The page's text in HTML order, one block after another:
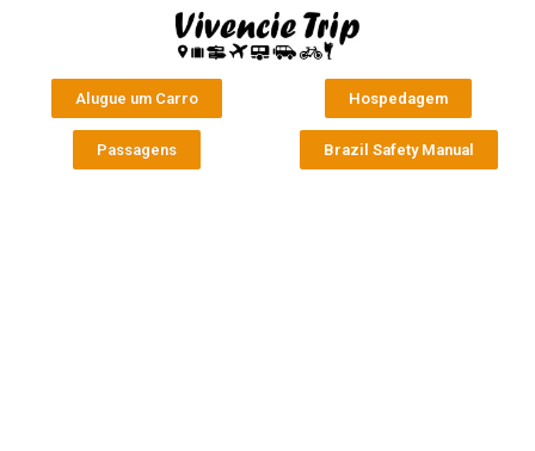
Alugue um Carro Hospedagem
Passagens Brazil Safety Manual